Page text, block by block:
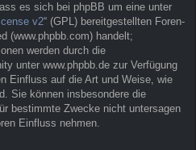
es sich bei phpBB um eine unter
v2“ (GPL) bereitgestellten Foren-
(www.phpbb.com) handelt;
werden durch die
unter www.phpbb.de zur Verfügung
Einfluss auf die Art und Weise, wie
Sie können insbesondere die
bestimmte Zwecke nicht untersagen
Einfluss nehmen.